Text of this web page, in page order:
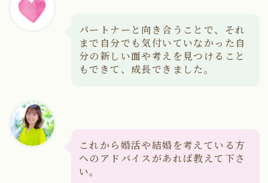
パートナーと向き合うことで、それ
まで自分でも気付いていなかった自
分の新しい面や考えを見つけること
もできて、成長できました。
これから婚活や結婚を考えている方
へのアドバイスがあれば教えて下さ
い。